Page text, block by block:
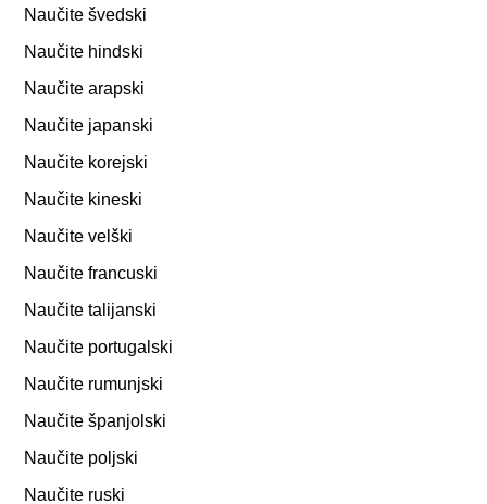
Naučite švedski
Naučite hindski
Naučite arapski
Naučite japanski
Naučite korejski
Naučite kineski
Naučite velški
Naučite francuski
Naučite talijanski
Naučite portugalski
Naučite rumunjski
Naučite španjolski
Naučite poljski
Naučite ruski